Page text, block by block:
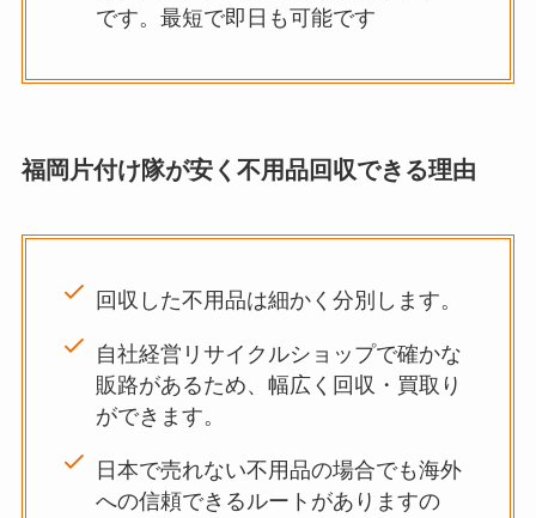
です。最短で即日も可能です
福岡片付け隊が安く不用品回収できる理由
回収した不用品は細かく分別します。
自社経営リサイクルショップで確かな
販路があるため、幅広く回収・買取り
ができます。
日本で売れない不用品の場合でも海外
への信頼できるルートがありますの